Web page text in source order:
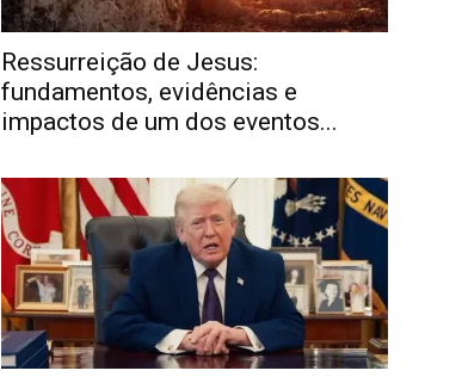
Ressurreição de Jesus:
fundamentos, evidências e
impactos de um dos eventos...